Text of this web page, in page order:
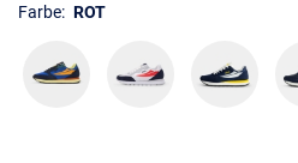
Farbe: ROT